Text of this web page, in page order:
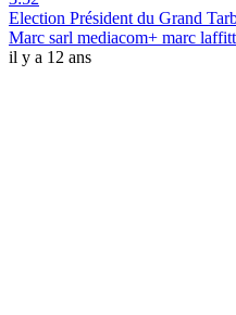
Election Président du Grand
Marc sarl mediacom+ marc
il y a 12 ans